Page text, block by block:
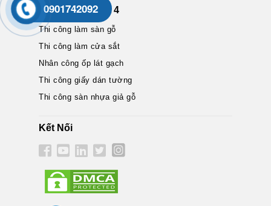
Dịch Vụ Nổi Bật 4
Thi công làm sàn gỗ
Thi công làm cửa sắt
Nhân công ốp lát gạch
Thi công giấy dán tường
Thi công sàn nhựa giả gỗ
Kết Nối
0901742092